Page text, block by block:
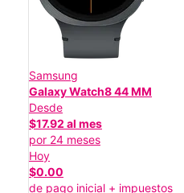
Samsung
Galaxy Watch8 44 MM
Desde
$17.92 al mes
por 24 meses
Hoy
$0.00
de pago inicial + impuestos